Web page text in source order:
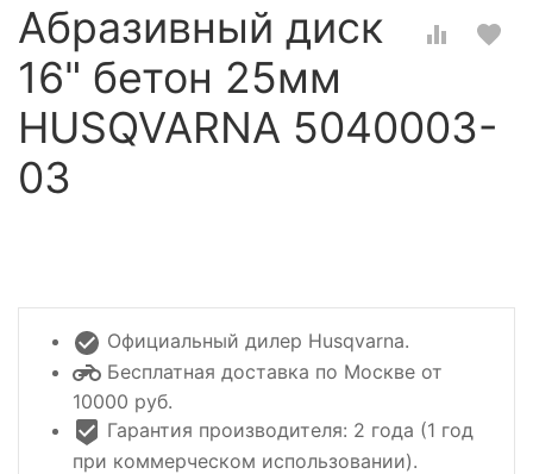
Абразивный диск
16" бетон 25мм
HUSQVARNA 5040003-
03
Официальный дилер Husqvarna.
Бесплатная доставка по Москве от
10000 руб.
Гарантия производителя: 2 года (1 год
при коммерческом использовании).